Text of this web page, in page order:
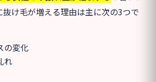
抜け毛が増える理由は主に次の3つで
の変化
れ